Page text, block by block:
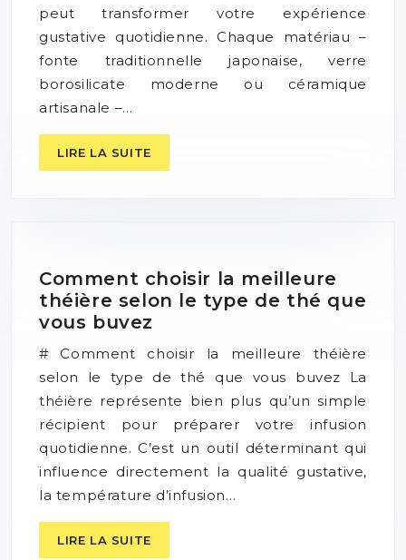
peut transformer votre expérience
gustative quotidienne. Chaque matériau –
fonte traditionnelle japonaise, verre
borosilicate moderne ou céramique
artisanale –…
LIRE LA SUITE
Comment choisir la meilleure
théière selon le type de thé que
vous buvez
# Comment choisir la meilleure théière
selon le type de thé que vous buvez La
théière représente bien plus qu’un simple
récipient pour préparer votre infusion
quotidienne. C’est un outil déterminant qui
influence directement la qualité gustative,
la température d’infusion…
LIRE LA SUITE